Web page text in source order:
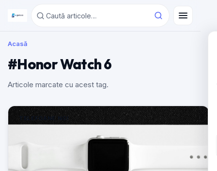
Acasă
#Honor Watch 6
Articole marcate cu acest tag.
TELEFOANE NOI